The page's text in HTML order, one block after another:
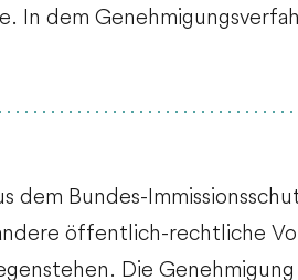
In dem
Bundes-
öffentlich-rechtliche
Die